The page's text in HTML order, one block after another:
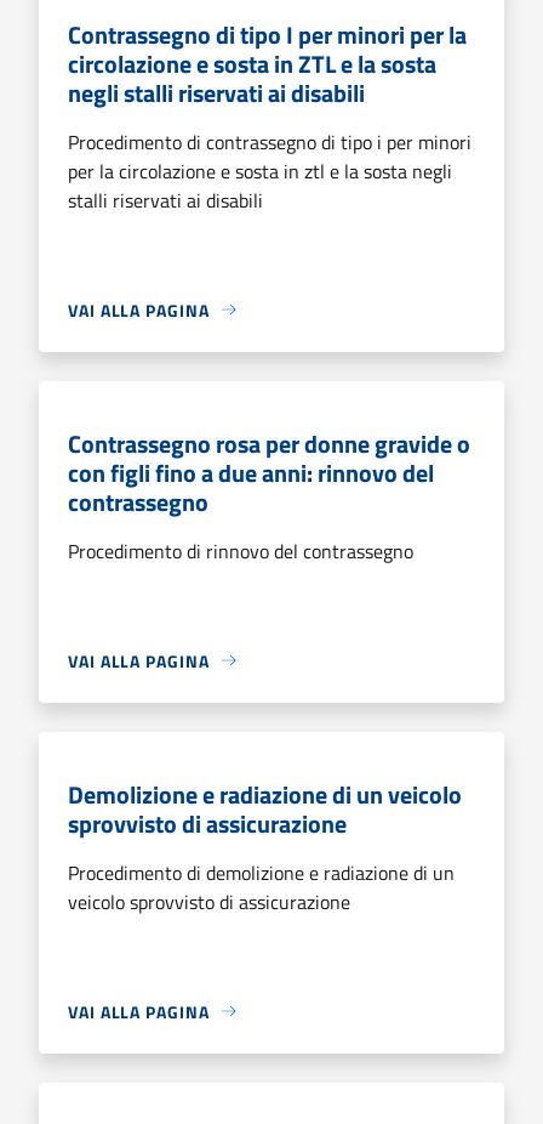
Contrassegno di tipo I per minori per la
circolazione e sosta in ZTL e la sosta
negli stalli riservati ai disabili
Procedimento di contrassegno di tipo i per minori
per la circolazione e sosta in ztl e la sosta negli
stalli riservati ai disabili
VAI ALLA PAGINA
Contrassegno rosa per donne gravide o
con figli fino a due anni: rinnovo del
contrassegno
Procedimento di rinnovo del contrassegno
VAI ALLA PAGINA
Demolizione e radiazione di un veicolo
sprovvisto di assicurazione
Procedimento di demolizione e radiazione di un
veicolo sprovvisto di assicurazione
VAI ALLA PAGINA